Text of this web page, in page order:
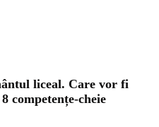
liceal. Care vor fi
competențe-cheie